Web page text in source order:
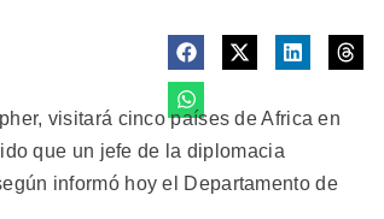
visitará cinco países de Africa en
que un jefe de la diplomacia
informó hoy el Departamento de